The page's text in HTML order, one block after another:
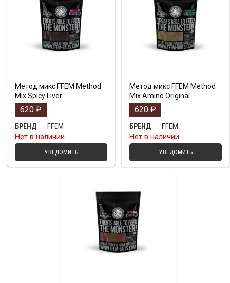
Метод микс FFEM Method
Mix Spicy Liver
620 ₽
БРЕНД
FFEM
Нет в наличии
УВЕДОМИТЬ
Метод микс FFEM Method
Mix Amino Original
620 ₽
БРЕНД
FFEM
Нет в наличии
УВЕДОМИТЬ